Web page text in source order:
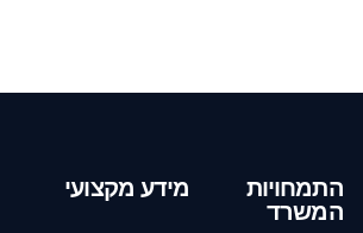
מידע מקצועי
התמחויות
המשרד